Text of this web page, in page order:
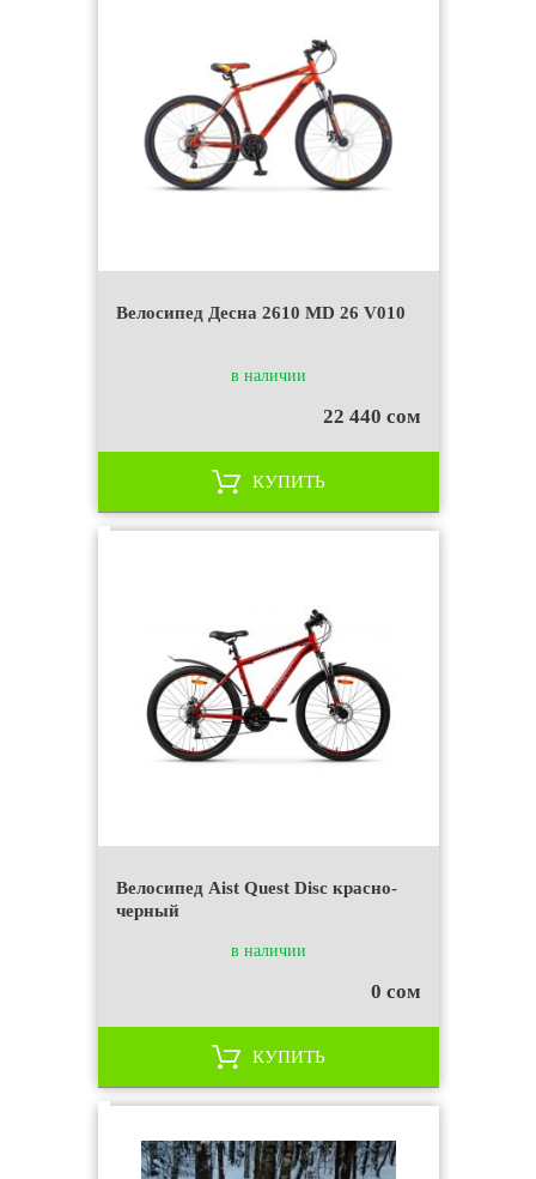
Велосипед Десна 2610 MD 26 V010
в наличии
22 440 сом
КУПИТЬ
Велосипед Aist Quest Disc красно-
черный
в наличии
0 сом
КУПИТЬ